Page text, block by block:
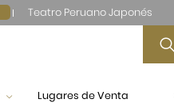
Teatro Peruano Japonés
Lugares de Venta